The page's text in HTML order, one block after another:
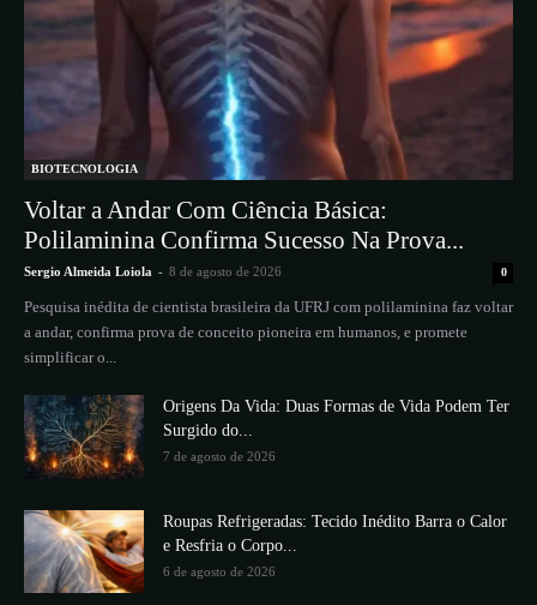
BIOTECNOLOGIA
Voltar a Andar Com Ciência Básica:
Polilaminina Confirma Sucesso Na Prova...
Sergio Almeida Loiola - 8 de agosto de 2026 0
Pesquisa inédita de cientista brasileira da UFRJ com polilaminina faz voltar
a andar, confirma prova de conceito pioneira em humanos, e promete
simplificar o...
Origens Da Vida: Duas Formas de Vida Podem Ter
Surgido do...
7 de agosto de 2026
Roupas Refrigeradas: Tecido Inédito Barra o Calor
e Resfria o Corpo...
6 de agosto de 2026